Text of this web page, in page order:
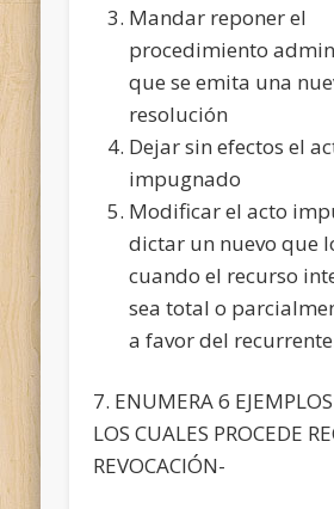
Mandar reponer el
procedimiento
que se emita una
resolución
Dejar sin efectos el
impugnado
Modificar el acto
dictar un nuevo que
cuando el recurso
sea total o
a favor del
7. ENUMERA 6
LOS CUALES PROCEDE
REVOCACIÓN-